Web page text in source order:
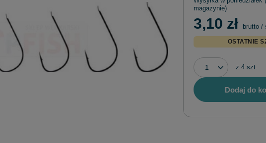
magazynie)
3,10 zł brutto /
OSTATNIE
z 4 szt.
Dodaj do